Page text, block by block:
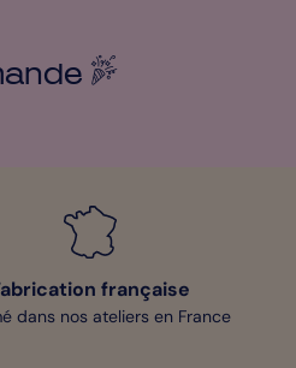
française
dans nos ateliers en France